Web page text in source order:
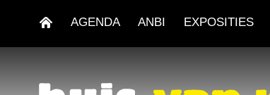
AGENDA ANBI EXPOSITIES